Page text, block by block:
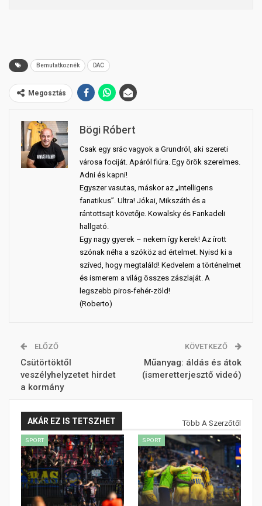
Bemutatkoznék DAC
Megosztás
Bögi Róbert
Csak egy srác vagyok a Grundról, aki szereti
városa fociját. Apáról fiúra. Egy örök szerelmes.
Adni és kapni!
Egyszer vasutas, máskor az „intelligens
fanatikus”. Ultra! Jókai, Mikszáth és a
rántottsajt követője. Kowalsky és Fankadeli
hallgató.
Egy nagy gyerek – nekem így kerek! Az írott
szónak néha a szóköz ad értelmet. Nyisd ki a
szíved, hogy megtaláld! Kedvelem a történelmet
és ismerem a világ összes zászlaját. A
legszebb piros-fehér-zöld!
(Roberto)
ELŐZŐ
Csütörtöktől
veszélyhelyzetet hirdet
a kormány
KÖVETKEZŐ
Műanyag: áldás és átok
(ismeretterjesztő videó)
AKÁR EZ IS TETSZHET Több A Szerzőtől
SPORT SPORT